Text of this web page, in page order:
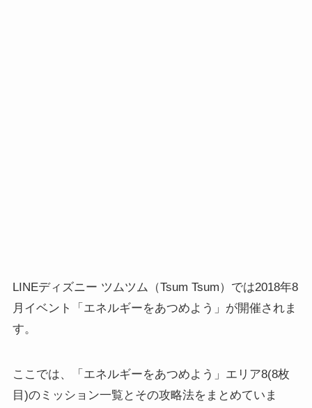
LINEディズニー ツムツム（Tsum Tsum）では2018年8
月イベント「エネルギーをあつめよう」が開催されま
す。
ここでは、「エネルギーをあつめよう」エリア8(8枚
目)のミッション一覧とその攻略法をまとめていま